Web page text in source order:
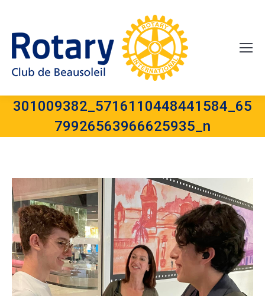
301009382_5716110448441584_65
79926563966625935_n